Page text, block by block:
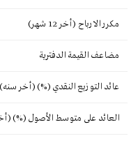
مكرر الارباح (أخر 12 شهر)
مضاعف القيمة الدفترية
عائد التوزيع النقدي (%) (أخر سنه)
العائد على متوسط الأصول (%) (أخر 12